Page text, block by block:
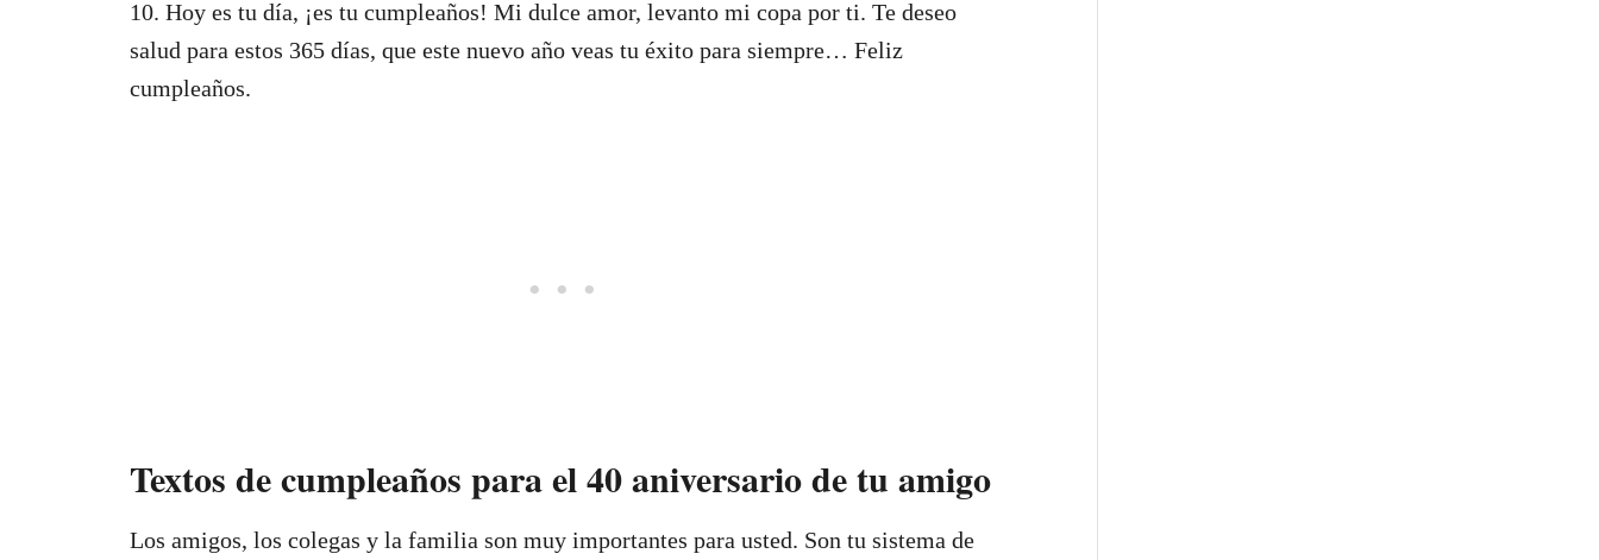
10. Hoy es tu día, ¡es tu cumpleaños! Mi dulce amor, levanto mi copa por ti. Te deseo
salud para estos 365 días, que este nuevo año veas tu éxito para siempre… Feliz
cumpleaños.
Textos de cumpleaños para el 40 aniversario de tu amigo
Los amigos, los colegas y la familia son muy importantes para usted. Son tu sistema de